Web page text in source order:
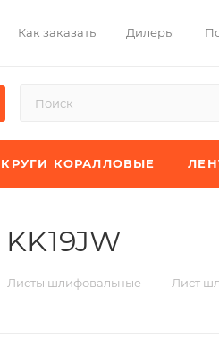
Как заказать Дилеры
КРУГИ КОРАЛЛОВЫЕ
Листы шлифовальные — Лист